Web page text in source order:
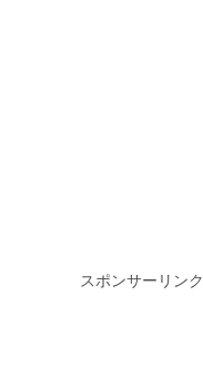
スポンサーリンク